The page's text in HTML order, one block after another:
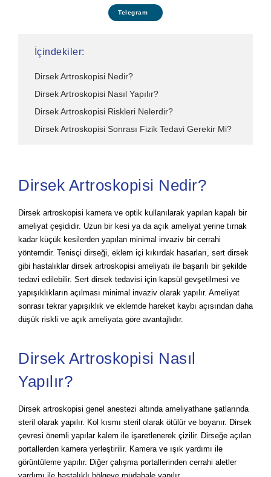
Telegram
İçindekiler:
Dirsek Artroskopisi Nedir?
Dirsek Artroskopisi Nasıl Yapılır?
Dirsek Artroskopisi Riskleri Nelerdir?
Dirsek Artroskopisi Sonrası Fizik Tedavi Gerekir Mi?
Dirsek Artroskopisi Nedir?
Dirsek artroskopisi kamera ve optik kullanılarak yapılan kapalı bir
ameliyat çeşididir. Uzun bir kesi ya da açık ameliyat yerine tırnak
kadar küçük kesilerden yapılan minimal invaziv bir cerrahi
yöntemdir. Tenisçi dirseği, eklem içi kıkırdak hasarları, sert dirsek
gibi hastalıklar dirsek artroskopisi ameliyatı ile başarılı bir şekilde
tedavi edilebilir. Sert dirsek tedavisi için kapsül gevşetilmesi ve
yapışıklıkların açılması minimal invaziv olarak yapılır. Ameliyat
sonrası tekrar yapışıklık ve eklemde hareket kaybı açısından daha
düşük riskli ve açık ameliyata göre avantajlıdır.
Dirsek Artroskopisi Nasıl
Yapılır?
Dirsek artroskopisi genel anestezi altında ameliyathane şatlarında
steril olarak yapılır. Kol kısmı steril olarak ötülür ve boyanır. Dirsek
çevresi önemli yapılar kalem ile işaretlenerek çizilir. Dirseğe açılan
portallerden kamera yerleştirilir. Kamera ve ışık yardımı ile
görüntüleme yapılır. Diğer çalışma portallerinden cerrahi aletler